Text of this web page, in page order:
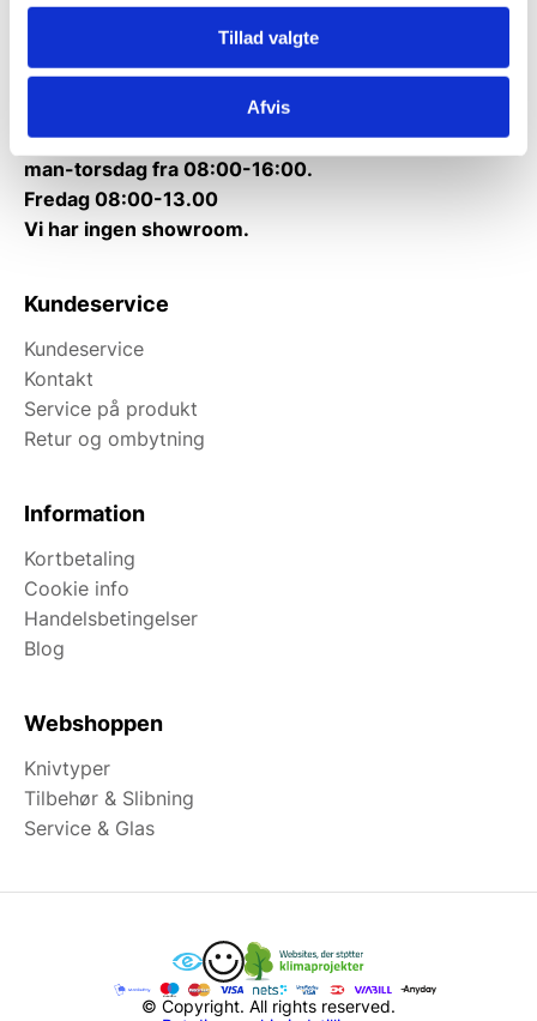
Tillad valgte
Afvis
Tlf.71 99 30 98
Mandag til torsdag: 10:00 – 14:00.
Afhentning muligt
man-torsdag fra 08:00-16:00.
Fredag 08:00-13.00
Vi har ingen showroom.
Kundeservice
Kundeservice
Kontakt
Service på produkt
Retur og ombytning
Information
Kortbetaling
Cookie info
Handelsbetingelser
Blog
Webshoppen
Knivtyper
Tilbehør & Slibning
Service & Glas
© Copyright. All rights reserved.